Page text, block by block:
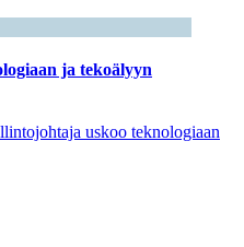
ja tekoälyyn
uskoo teknologiaan